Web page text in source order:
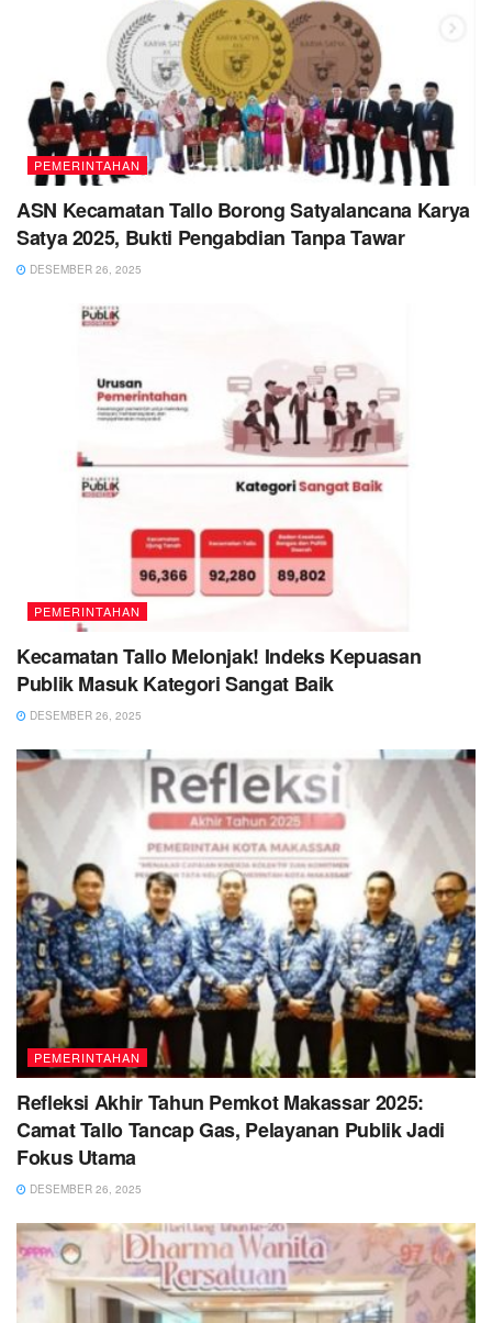
PEMERINTAHAN
ASN Kecamatan Tallo Borong Satyalancana Karya
Satya 2025, Bukti Pengabdian Tanpa Tawar
DESEMBER 26, 2025
PEMERINTAHAN
Kecamatan Tallo Melonjak! Indeks Kepuasan
Publik Masuk Kategori Sangat Baik
DESEMBER 26, 2025
PEMERINTAHAN
Refleksi Akhir Tahun Pemkot Makassar 2025:
Camat Tallo Tancap Gas, Pelayanan Publik Jadi
Fokus Utama
DESEMBER 26, 2025